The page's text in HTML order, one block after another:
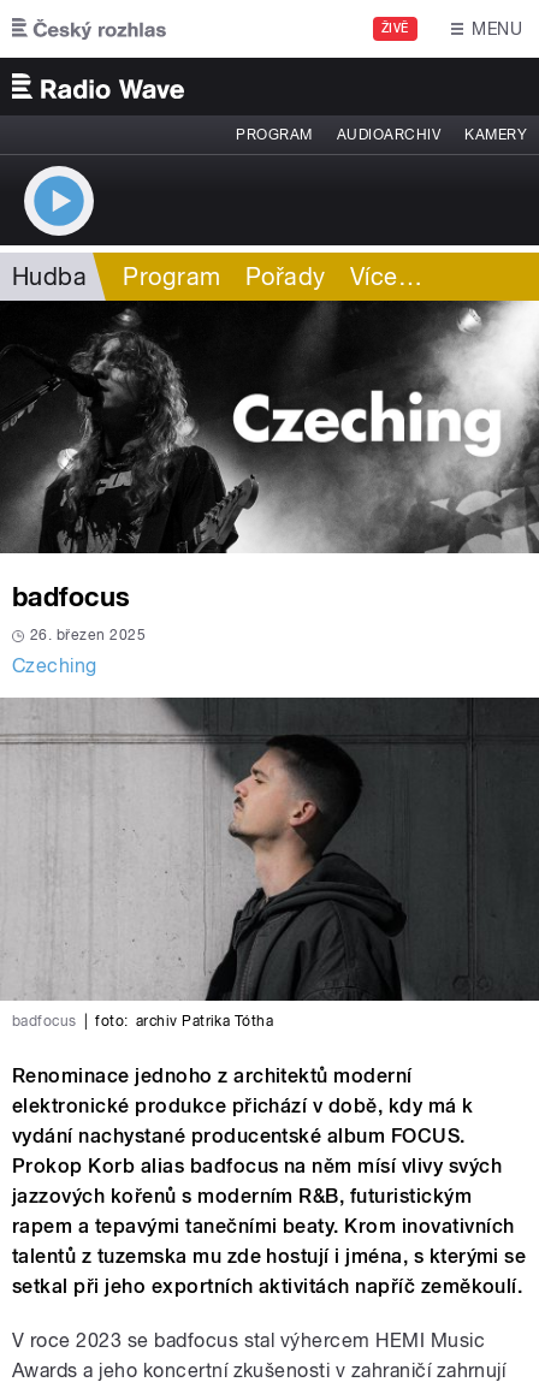
Přejít k hlavnímu obsahu
ŽIVĚ MENU
PROGRAM AUDIOARCHIV KAMERY
Hudba Program Pořady Více…
badfocus
26. březen 2025
Czeching
badfocus foto: archiv Patrika Tótha
Renominace jednoho z architektů moderní
elektronické produkce přichází v době, kdy má k
vydání nachystané producentské album FOCUS.
Prokop Korb alias badfocus na něm mísí vlivy svých
jazzových kořenů s moderním R&B, futuristickým
rapem a tepavými tanečními beaty. Krom inovativních
talentů z tuzemska mu zde hostují i jména, s kterými se
setkal při jeho exportních aktivitách napříč zeměkoulí.
V roce 2023 se badfocus stal výhercem HEMI Music
Awards a jeho koncertní zkušenosti v zahraničí zahrnují